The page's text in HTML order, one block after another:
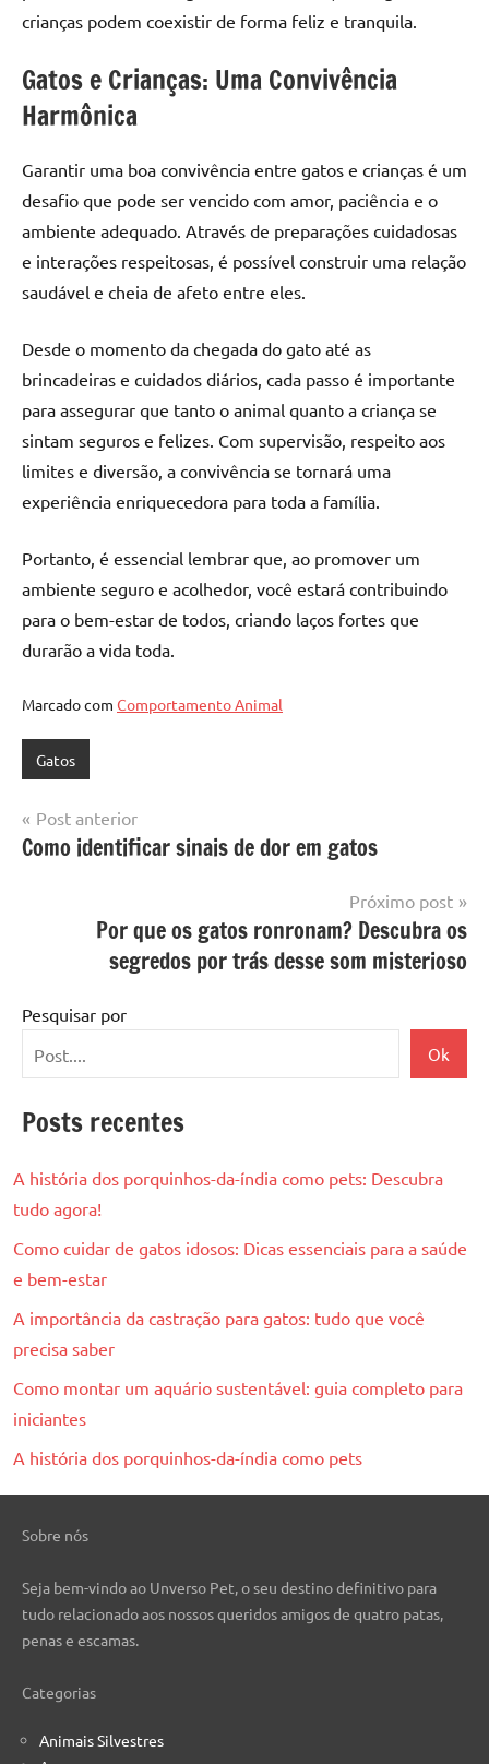
crianças podem coexistir de forma feliz e tranquila.
Gatos e Crianças: Uma Convivência
Harmônica
Garantir uma boa convivência entre gatos e crianças é um
desafio que pode ser vencido com amor, paciência e o
ambiente adequado. Através de preparações cuidadosas
e interações respeitosas, é possível construir uma relação
saudável e cheia de afeto entre eles.
Desde o momento da chegada do gato até as
brincadeiras e cuidados diários, cada passo é importante
para assegurar que tanto o animal quanto a criança se
sintam seguros e felizes. Com supervisão, respeito aos
limites e diversão, a convivência se tornará uma
experiência enriquecedora para toda a família.
Portanto, é essencial lembrar que, ao promover um
ambiente seguro e acolhedor, você estará contribuindo
para o bem-estar de todos, criando laços fortes que
durarão a vida toda.
Marcado com Comportamento Animal
Gatos
Navegação
de
Post anterior
Como identificar sinais de dor em gatos
Próximo post
Por que os gatos ronronam? Descubra os
segredos por trás desse som misterioso
Pesquisar por
Ok
Posts recentes
A história dos porquinhos-da-índia como pets: Descubra
tudo agora!
Como cuidar de gatos idosos: Dicas essenciais para a saúde
e bem-estar
A importância da castração para gatos: tudo que você
precisa saber
Como montar um aquário sustentável: guia completo para
iniciantes
A história dos porquinhos-da-índia como pets
Sobre nós
Seja bem-vindo ao Unverso Pet, o seu destino definitivo para
tudo relacionado aos nossos queridos amigos de quatro patas,
penas e escamas.
Categorias
Animais Silvestres